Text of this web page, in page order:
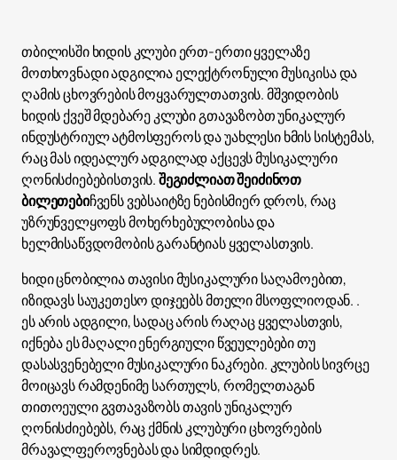
თბილისში ხიდის კლუბი ერთ-ერთი ყველაზე
მოთხოვნადი ადგილია ელექტრონული მუსიკისა და
ღამის ცხოვრების მოყვარულთათვის. მშვიდობის
ხიდის ქვეშ მდებარე კლუბი გთავაზობთ უნიკალურ
ინდუსტრიულ ატმოსფეროს და უახლესი ხმის სისტემას,
რაც მას იდეალურ ადგილად აქცევს მუსიკალური
ღონისძიებებისთვის.შეგიძლიათ შეიძინოთ
ბილეთებიჩვენს ვებსაიტზე ნებისმიერ დროს, რაც
უზრუნველყოფს მოხერხებულობისა და
ხელმისაწვდომობის გარანტიას ყველასთვის.
ხიდი ცნობილია თავისი მუსიკალური საღამოებით,
იზიდავს საუკეთესო დიჯეებს მთელი მსოფლიოდან. .
ეს არის ადგილი, სადაც არის რაღაც ყველასთვის,
იქნება ეს მაღალი ენერგიული წვეულებები თუ
დასასვენებელი მუსიკალური ნაკრები. კლუბის სივრცე
მოიცავს რამდენიმე სართულს, რომელთაგან
თითოეული გვთავაზობს თავის უნიკალურ
ღონისძიებებს, რაც ქმნის კლუბური ცხოვრების
მრავალფეროვნებას და სიმდიდრეს.